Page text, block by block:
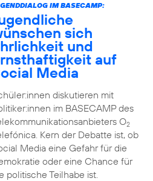
IM BASECAMP:
sich
und
auf
Media
diskutieren mit
im BASECAMP des
O2
Kern der Debatte ist, ob
Media eine Gefahr für die
oder eine Chance für
politische Teilhabe ist.